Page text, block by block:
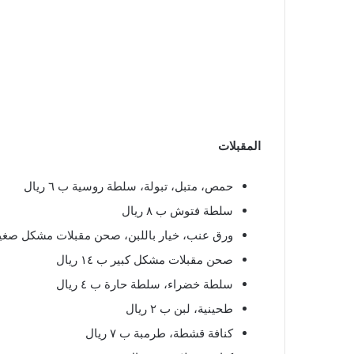
المقبلات
حمص، متبل، تبولة، سلطة روسية ب ٦ ريال
سلطة فتوش ب ٨ ريال
ورق عنب، خيار باللبن، صحن مقبلات مشكل صغير ب
صحن مقبلات مشكل كبير ب ١٤ ريال
سلطة خضراء، سلطة حارة ب ٤ ريال
طحينية، لبن ب ٢ ريال
كنافة قشطة، طرمبة ب ٧ ريال